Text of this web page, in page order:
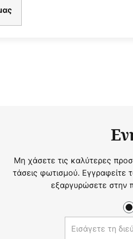
Μη χάσετε τις καλύτερες
τάσεις φωτισμού. Εγγραφείτε
εξαργυρώσετε στην